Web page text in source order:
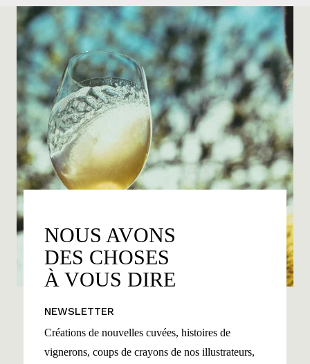
NOUS AVONS
DES CHOSES
À VOUS DIRE
NEWSLETTER
Créations de nouvelles cuvées, histoires de
vignerons, coups de crayons de nos illustrateurs,